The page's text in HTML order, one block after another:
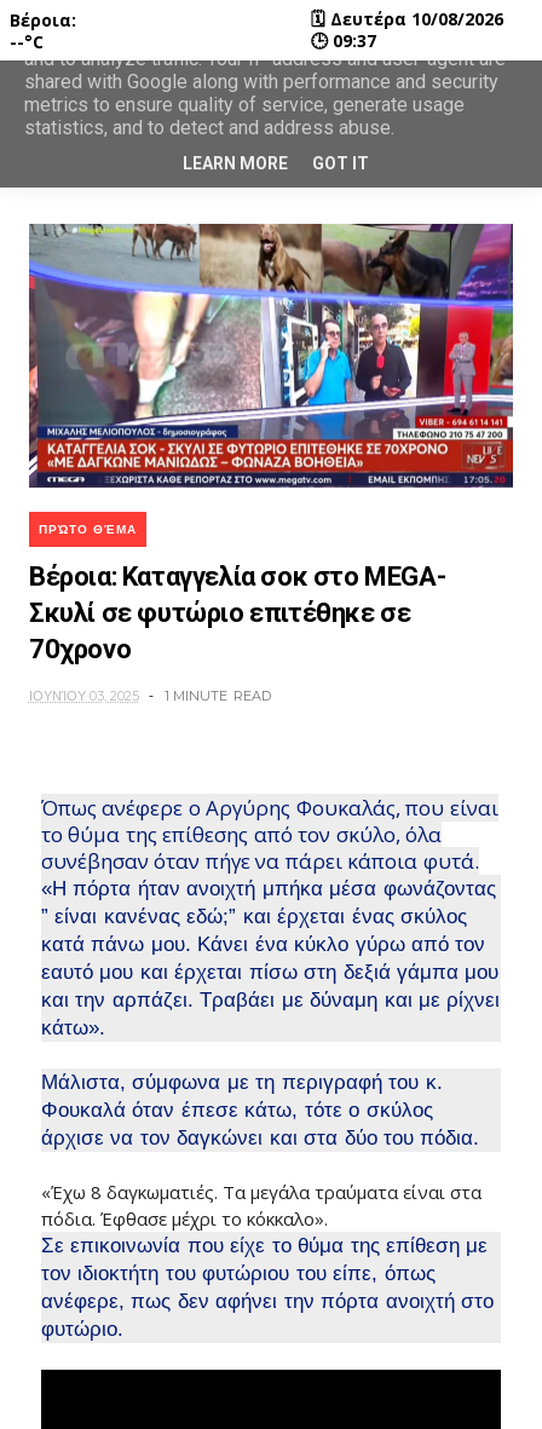
ΠΡΏΤΟ ΘΈΜΑ
Βέροια: Καταγγελία σοκ στο MEGA-
Σκυλί σε φυτώριο επιτέθηκε σε
70χρονο
ΙΟΥΝΊΟΥ 03, 2025 1 MINUTE READ
Όπως ανέφερε ο Αργύρης Φουκαλάς, που είναι
το θύμα της επίθεσης από τον σκύλο, όλα
συνέβησαν όταν πήγε να πάρει κάποια φυτά.
«Η πόρτα ήταν ανοιχτή μπήκα μέσα φωνάζοντας
” είναι κανένας εδώ;” και έρχεται ένας σκύλος
κατά πάνω μου. Κάνει ένα κύκλο γύρω από τον
εαυτό μου και έρχεται πίσω στη δεξιά γάμπα μου
και την αρπάζει. Τραβάει με δύναμη και με ρίχνει
κάτω».
Μάλιστα, σύμφωνα με τη περιγραφή του κ.
Φουκαλά όταν έπεσε κάτω, τότε ο σκύλος
άρχισε να τον δαγκώνει και στα δύο του πόδια.
«Έχω 8 δαγκωματιές. Τα μεγάλα τραύματα είναι στα
πόδια. Έφθασε μέχρι το κόκκαλο».
Σε επικοινωνία που είχε το θύμα της επίθεση με
τον ιδιοκτήτη του φυτώριου του είπε, όπως
ανέφερε, πως δεν αφήνει την πόρτα ανοιχτή στο
φυτώριο.
Βέροια:
--°C
🗓 Δευτέρα 10/08/2026
🕒 09:37
This site uses cookies from Google to deliver its services
and to analyze traffic. Your IP address and user-agent are
shared with Google along with performance and security
metrics to ensure quality of service, generate usage
statistics, and to detect and address abuse.
LEARN MORE GOT IT